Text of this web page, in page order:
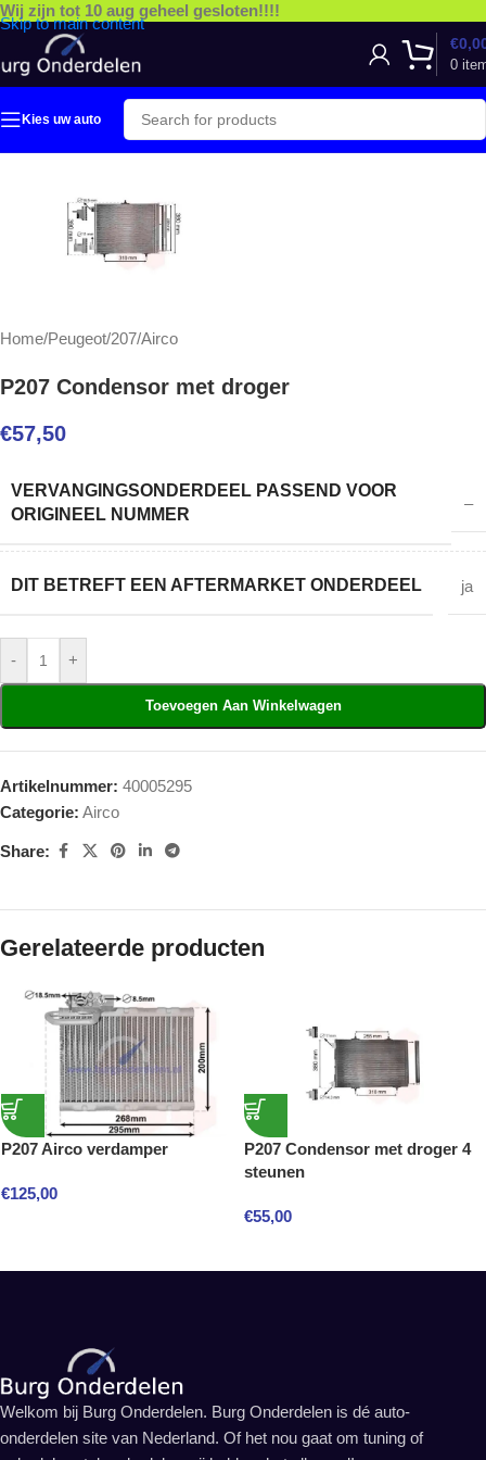
Skip to main content
Wij zijn tot 10 aug geheel gesloten!!!!
0
€
Kies uw auto
Home/Peugeot/207/Airco
P207 Condensor met droger
€57,50
VERVANGINGSONDERDEEL PASSEND VOOR
ORIGINEEL NUMMER
–
DIT BETREFT EEN AFTERMARKET ONDERDEEL ja
- +
Toevoegen Aan Winkelwagen
Artikelnummer: 40005295
Categorie: Airco
Share:
Gerelateerde producten
P207 Airco verdamper
€125,00
P207 Condensor met droger 4
steunen
€55,00
Welkom bij Burg Onderdelen. Burg Onderdelen is dé auto-
onderdelen site van Nederland. Of het nou gaat om tuning of